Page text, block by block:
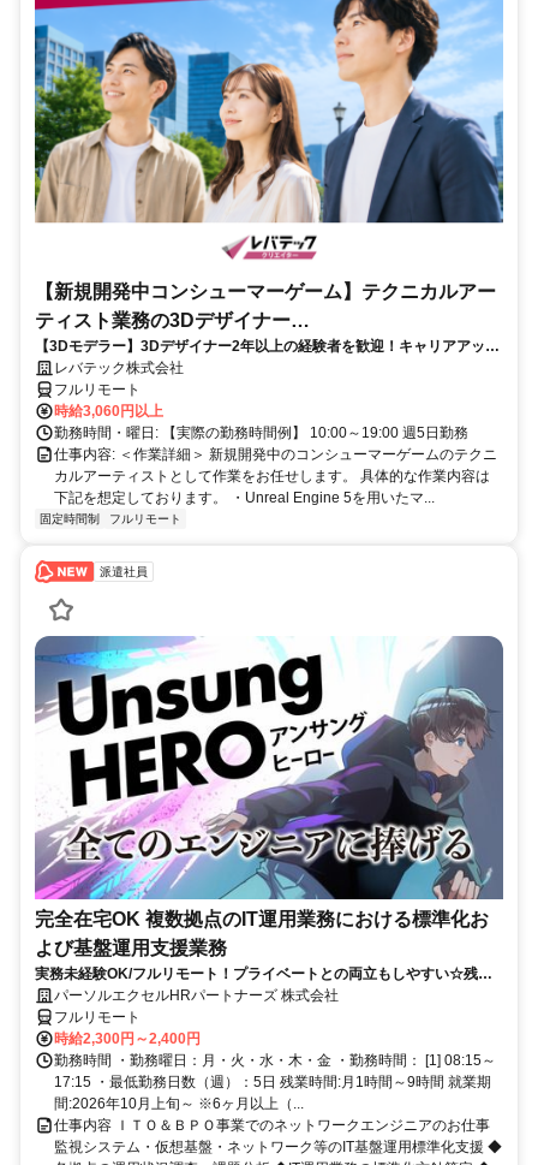
【新規開発中コンシューマーゲーム】テクニカルアー
ティスト業務の3Dデザイナー
_LTCR547867_CP_CRG
【3Dモデラー】3Dデザイナー2年以上の経験者を歓迎！キャリアアップ
を目指したい方も大歓迎♪
レバテック株式会社
フルリモート
時給3,060円以上
勤務時間・曜日: 【実際の勤務時間例】 10:00～19:00 週5日勤務
仕事内容: ＜作業詳細＞ 新規開発中のコンシューマーゲームのテクニ
カルアーティストとして作業をお任せします。 具体的な作業内容は
下記を想定しております。 ・Unreal Engine 5を用いたマ...
固定時間制 フルリモート
派遣社員
完全在宅OK 複数拠点のIT運用業務における標準化お
よび基盤運用支援業務
実務未経験OK/フルリモート！プライベートとの両立もしやすい☆残業
ちょっと♪
パーソルエクセルHRパートナーズ 株式会社
フルリモート
時給2,300円～2,400円
勤務時間 ・勤務曜日：月・火・水・木・金 ・勤務時間： [1] 08:15～
17:15 ・最低勤務日数（週）：5日 残業時間:月1時間～9時間 就業期
間:2026年10月上旬～ ※6ヶ月以上（...
仕事内容 ＩＴＯ＆ＢＰＯ事業でのネットワークエンジニアのお仕事
監視システム・仮想基盤・ネットワーク等のIT基盤運用標準化支援 ◆